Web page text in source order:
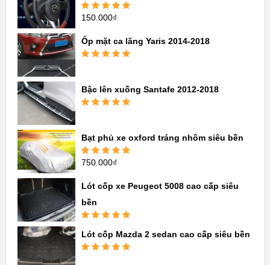
Được xếp
sao
150.000₫
Ốp mặt ca lăng Yaris 2014-2018
Bậc lên xuống Santafe 2012-2018
Bạt phủ xe oxford tráng nhôm siêu bền
Được xếp
750.000₫
Lót cốp xe Peugeot 5008 cao cấp siêu
bền
hạng5.005
sao
Lót cốp Mazda 2 sedan cao cấp siêu bền